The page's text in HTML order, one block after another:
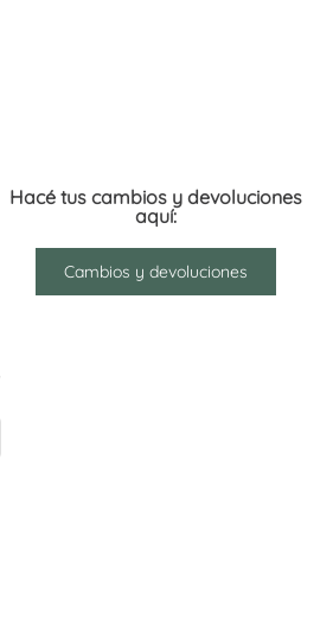
Hacé tus cambios y devoluciones
aquí:
Cambios y devoluciones